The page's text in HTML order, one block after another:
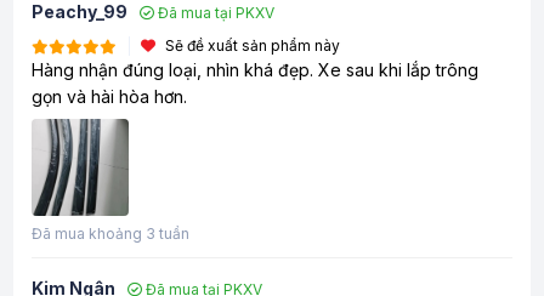
Peachy_99
Đã mua tại PKXV
Sẽ đề xuất sản phẩm này
Hàng nhận đúng loại, nhìn khá đẹp. Xe sau khi lắp trông
gọn và hài hòa hơn.
Đã mua khoảng 3 tuần
Kim Ngân Đã mua tại PKXV